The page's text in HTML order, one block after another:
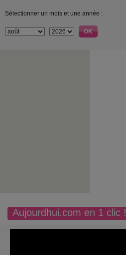
Sélectionner un mois et une année :
Aujourdhui.com en 1 clic !